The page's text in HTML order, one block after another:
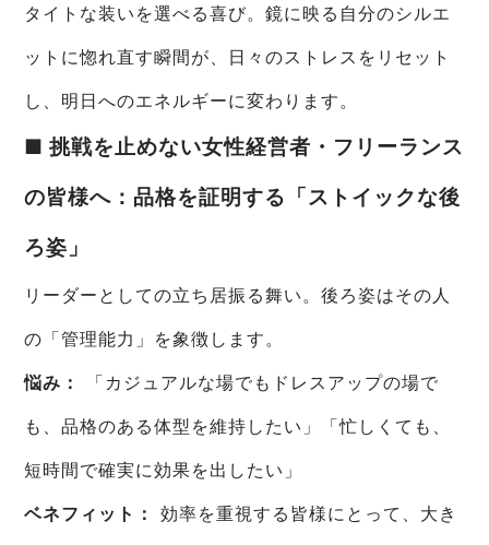
タイトな装いを選べる喜び。鏡に映る自分のシルエ
ットに惚れ直す瞬間が、日々のストレスをリセット
し、明日へのエネルギーに変わります。
■ 挑戦を止めない女性経営者・フリーランス
の皆様へ：品格を証明する「ストイックな後
ろ姿」
リーダーとしての立ち居振る舞い。後ろ姿はその人
の「管理能力」を象徴します。
悩み：
「カジュアルな場でもドレスアップの場で
も、品格のある体型を維持したい」「忙しくても、
短時間で確実に効果を出したい」
ベネフィット：
効率を重視する皆様にとって、大き